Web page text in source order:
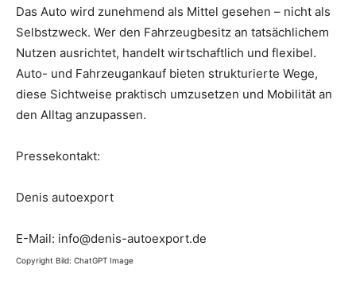
Das Auto wird zunehmend als Mittel gesehen – nicht als
Selbstzweck. Wer den Fahrzeugbesitz an tatsächlichem
Nutzen ausrichtet, handelt wirtschaftlich und flexibel.
Auto- und Fahrzeugankauf bieten strukturierte Wege,
diese Sichtweise praktisch umzusetzen und Mobilität an
den Alltag anzupassen.
Pressekontakt:
Denis autoexport
E-Mail: info@denis-autoexport.de
Copyright Bild: ChatGPT Image